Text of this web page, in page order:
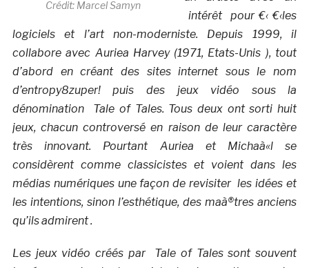
Crédit: Marcel Samyn
intérêt pour €‹ €‹les
logiciels et l’art non-moderniste. Depuis 1999, il
collabore avec Auriea Harvey (1971, Etats-Unis ), tout
d’abord en créant des sites internet sous le nom
d’entropy8zuper! puis des jeux vidéo sous la
dénomination Tale of Tales. Tous deux ont sorti huit
jeux, chacun controversé en raison de leur caractère
très innovant. Pourtant Auriea et Michaà«l se
considèrent comme classicistes et voient dans les
médias numériques une façon de revisiter les idées et
les intentions, sinon l’esthétique, des maà®tres anciens
qu’ils admirent .
Les jeux vidéo créés par Tale of Tales sont souvent